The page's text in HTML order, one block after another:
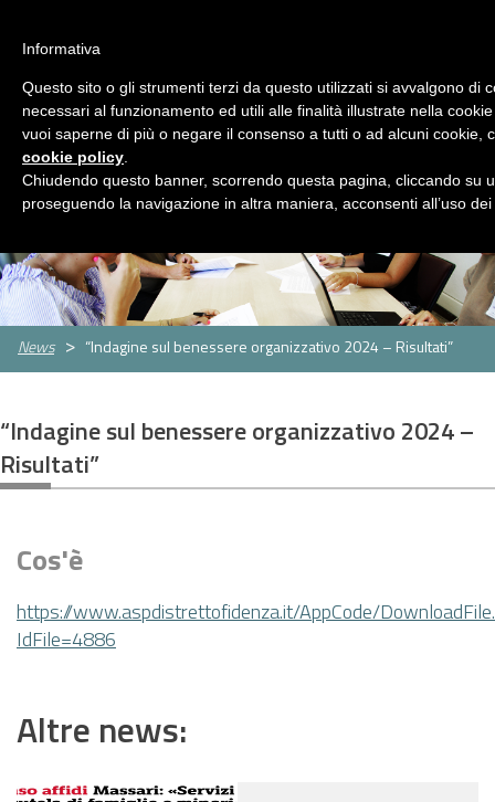
MENU
Servizi
News “Indagine sul benessere organizzativo 2024 – Risultati”
“Indagine sul benessere organizzativo 2024 –
Risultati”
Cos'è
https://www.aspdistrettofidenza.it/AppCode/
IdFile=4886
Altre news:
CHI
SIAMO
SERVIZI
Servizio
Sociale
Centro
per
le
famiglie
Strutture
per
anziani
Sportello
assistenti
famigliari
CONCORSI
E
GARE
Concorsi
gare
Concorsi
gare
AMMINISTRAZIONE
TRASPARENTE
PNRR
Cos'è
il
Progetti
PNRR
Allegati
NEWS
Informativa
Questo sito o gli strumenti terzi da questo utilizzati si avvalgono di
necessari al funzionamento ed utili alle finalità illustrate nella
vuoi saperne di più o negare il consenso a tutti o ad alcuni cookie,
cookie policy
Chiudendo questo banner, scorrendo questa pagina, cliccando su
proseguendo la navigazione in altra maniera, acconsenti all’uso